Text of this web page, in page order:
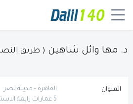
د. مها وائل شاهين ( طريق
العنوان
القاهرة - مدينة نصر
5 عمارات رابعة